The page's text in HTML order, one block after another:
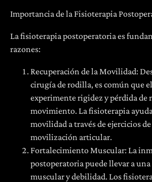
Importancia de la Fisioterapia
La fisioterapia postoperatoria es
razones:
Recuperación de la Movilidad:
cirugía de rodilla, es común que
experimente rigidez y pérdida de
movimiento. La fisioterapia
movilidad a través de ejercicios
movilización articular.
Fortalecimiento Muscular: La
postoperatoria puede llevar a una
muscular y debilidad. Los